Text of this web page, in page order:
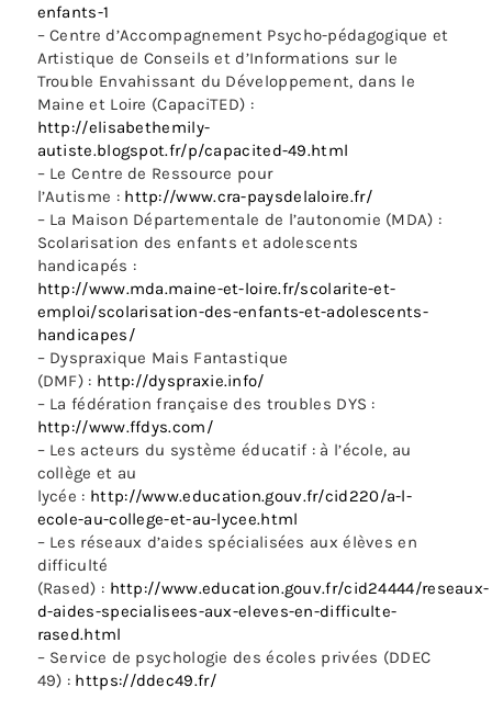
enfants-1
– Centre d’Accompagnement Psycho-pédagogique et
Artistique de Conseils et d’Informations sur le
Trouble Envahissant du Développement, dans le
Maine et Loire (CapaciTED) :
http://elisabethemily-
autiste.blogspot.fr/p/capacited-49.html
– Le Centre de Ressource pour
l’Autisme : http://www.cra-paysdelaloire.fr/
– La Maison Départementale de l’autonomie (MDA) :
Scolarisation des enfants et adolescents
handicapés :
http://www.mda.maine-et-loire.fr/scolarite-et-
emploi/scolarisation-des-enfants-et-adolescents-
handicapes/
– Dyspraxique Mais Fantastique
(DMF) : http://dyspraxie.info/
– La fédération française des troubles DYS :
http://www.ffdys.com/
– Les acteurs du système éducatif : à l’école, au
collège et au
lycée : http://www.education.gouv.fr/cid220/a-l-
ecole-au-college-et-au-lycee.html
– Les réseaux d’aides spécialisées aux élèves en
difficulté
(Rased) : http://www.education.gouv.fr/cid24444/reseaux-
d-aides-specialisees-aux-eleves-en-difficulte-
rased.html
– Service de psychologie des écoles privées (DDEC
49) : https://ddec49.fr/